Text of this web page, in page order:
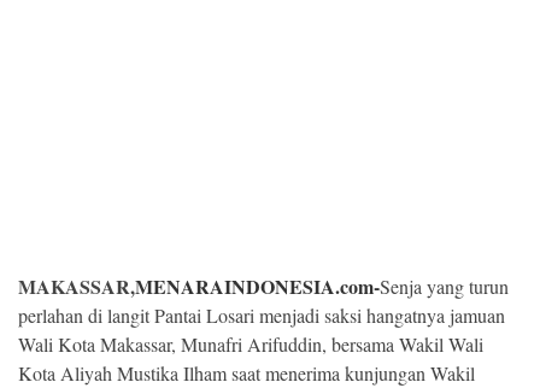
MAKASSAR,MENARAINDONESIA.com-Senja yang turun
perlahan di langit Pantai Losari menjadi saksi hangatnya jamuan
Wali Kota Makassar, Munafri Arifuddin, bersama Wakil Wali
Kota Aliyah Mustika Ilham saat menerima kunjungan Wakil